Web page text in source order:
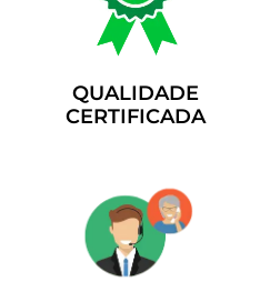
QUALIDADE
CERTIFICADA